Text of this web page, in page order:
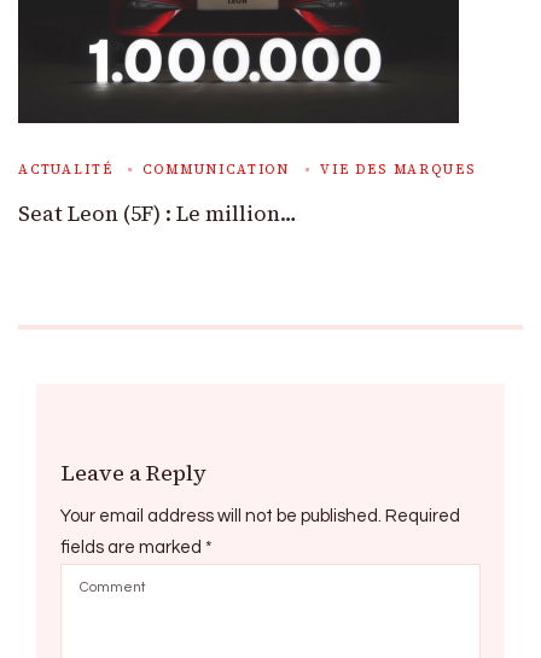
ACTUALITÉ COMMUNICATION VIE DES MARQUES
Seat Leon (5F) : Le million…
Leave a Reply
Your email address will not be published. Required
fields are marked *